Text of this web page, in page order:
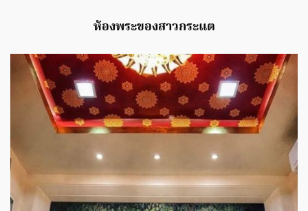
ห้องพระของสาวกระแต